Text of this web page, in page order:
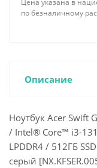
Цена указана в
по безналичному
Описание
Ноутбук Acer Swift
/ Intel® Core™ i3-
LPDDR4 / 512ГБ
серый